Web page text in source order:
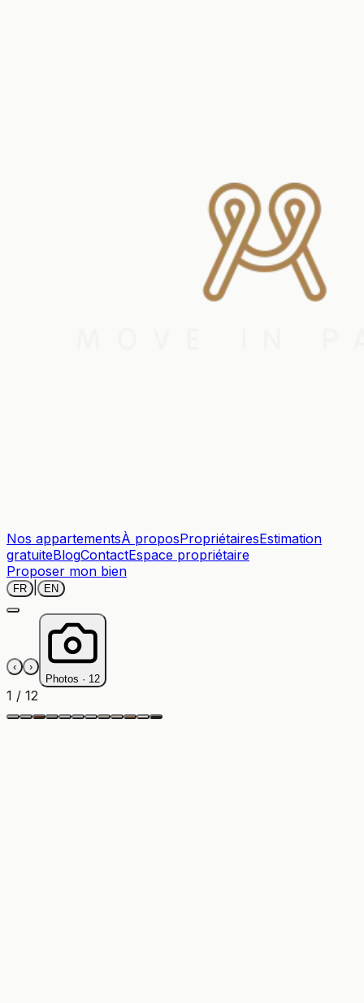
Nos appartementsÀ proposPropriétairesEstimation
gratuiteBlogContactEspace propriétaire
Proposer mon bien
FR EN
‹
›
Photos · 12
1 / 12